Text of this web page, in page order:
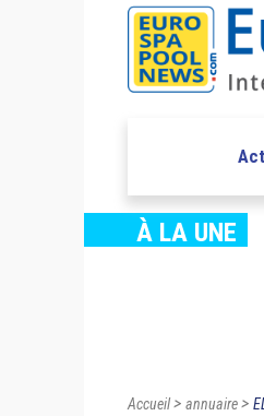
À LA UNE
Accueil> annuaire>